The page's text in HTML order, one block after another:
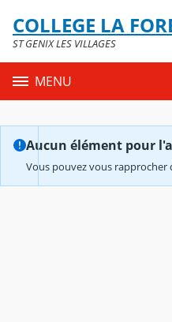
Contenu
COLLEGE LA
ST GENIX LES VILLAGES
MENU
Aucun élément pour
Vous pouvez vous